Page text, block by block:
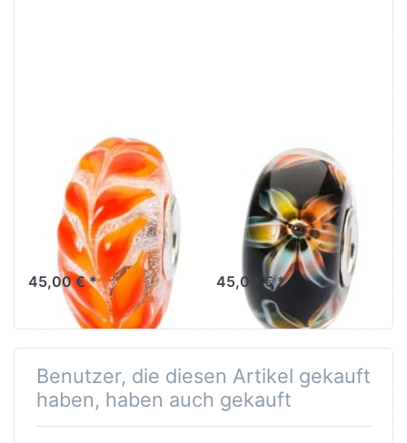
TROLLBEADS
Goldenes
Herbstlaub
TGLBE-10450
Lass die grünen Tulpen
Botschaft von Optimismus
und Erneuerung kund tun.
45,00 € *
TROLLBEADS
Blume des
Selbstvertrauens
TGLBE-10451
Lass dir von niemandem
dein Strahlen stehlen..
45,00 € *
Benutzer, die diesen Artikel gekauft
haben, haben auch gekauft